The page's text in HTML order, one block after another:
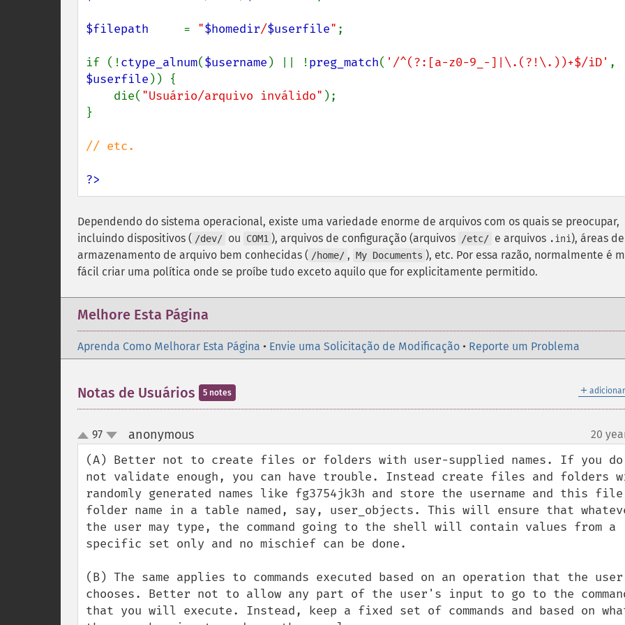
$filepath = "$homedir/$userfile" ;
if (!ctype_alnum($username ) || !preg_match( '/^(?:[a-z0-9_-]|\.(?!\.))+$/iD'
$userfile )) {
    die(
"Usuário/arquivo inválido" );
}
// etc.
?>
Dependendo do sistema operacional, existe uma variedade enorme de arquivos com os quais se preocupar,
incluindo dispositivos ( /dev/ ou COM1 ), arquivos de configuração (arquivos /etc/ e arquivos .ini), áreas de
armazenamento de arquivo bem conhecidas ( /home/ , My Documents ), etc. Por essa razão, normalmente é
fácil criar uma política onde se proíbe tudo exceto aquilo que for explicitamente permitido.
Melhore Esta Página
Aprenda Como Melhorar Esta Página • Envie uma Solicitação de Modificação • Reporte um Problema
＋
Notas de Usuários 5 notes
up
down
97 anonymous¶ 20
(A) Better not to create files or folders with user-supplied names. If you do
not validate enough, you can have trouble. Instead create files and folders
randomly generated names like fg3754jk3h and store the username and this
folder name in a table named, say, user_objects. This will ensure that
the user may type, the command going to the shell will contain values from a
specific set only and no mischief can be done.
(B) The same applies to commands executed based on an operation that the user
chooses. Better not to allow any part of the user's input to go to the
that you will execute. Instead, keep a fixed set of commands and based on